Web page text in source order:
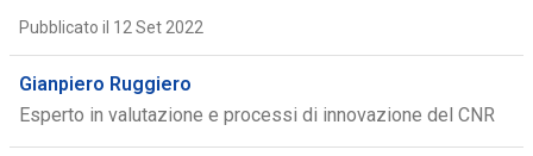
Pubblicato il 12 Set 2022
Gianpiero Ruggiero
Esperto in valutazione e processi di innovazione del CNR